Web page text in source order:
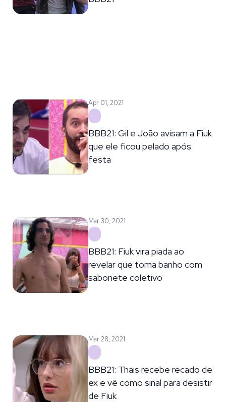
Apr 01, 2021
BBB21: Gil e João avisam a Fiuk
que ele ficou pelado após
festa
Mar 30, 2021
BBB21: Fiuk vira piada ao
revelar que toma banho com
sabonete coletivo
Mar 28, 2021
BBB21: Thais recebe recado de
ex e vê como sinal para desistir
de Fiuk